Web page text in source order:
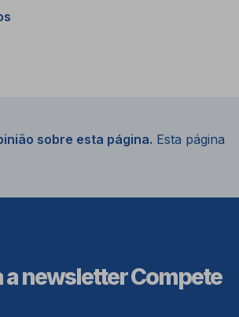
sobre esta página. Esta página
newsletter Compete